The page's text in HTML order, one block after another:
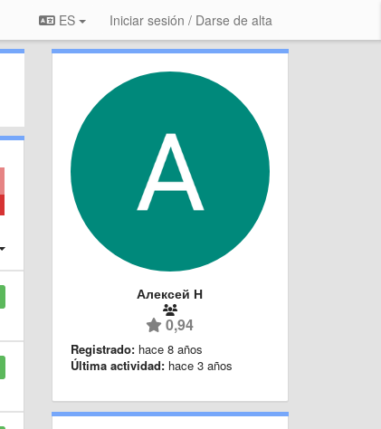
ES Iniciar sesión / Darse de alta
Алексей Н
0,94
Registrado: hace 8 años
Última actividad: hace 3 años